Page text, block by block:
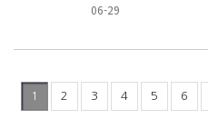
06-29
1 2 3 4 5 6